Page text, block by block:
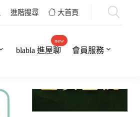
進階搜尋 大首頁
blabla 進屋聊
new
會員服務